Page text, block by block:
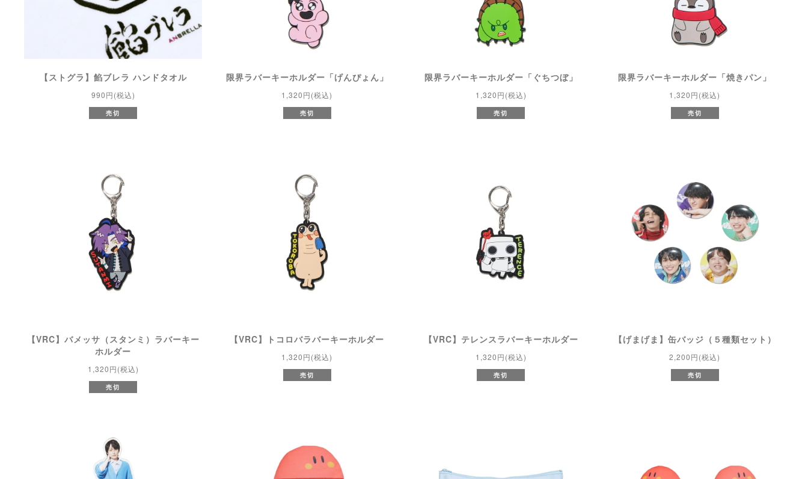
【ストグラ】餡ブレラ ハンドタオル
990円(税込)
売切
限界ラバーキーホルダー「げんぴょん」
1,320円(税込)
売切
限界ラバーキーホルダー「ぐちつぼ」
1,320円(税込)
売切
限界ラバーキーホルダー「焼きパン」
1,320円(税込)
売切
【VRC】バメッサ（スタンミ）ラバーキー
ホルダー
1,320円(税込)
売切
【VRC】トコロバラバーキーホルダー
1,320円(税込)
売切
【VRC】テレンスラバーキーホルダー
1,320円(税込)
売切
【げまげま】缶バッジ（５種類セット）
2,200円(税込)
売切